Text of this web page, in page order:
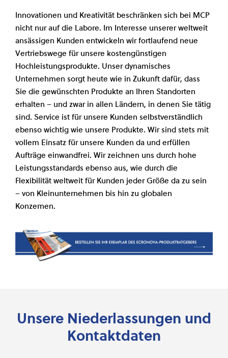
Innovationen und Kreativität beschränken sich bei MCP
nicht nur auf die Labore. Im Interesse unserer weltweit
ansässigen Kunden entwickeln wir fortlaufend neue
Vertriebswege für unsere kostengünstigen
Hochleistungsprodukte. Unser dynamisches
Unternehmen sorgt heute wie in Zukunft dafür, dass
Sie die gewünschten Produkte an Ihren Standorten
erhalten – und zwar in allen Ländern, in denen Sie tätig
sind. Service ist für unsere Kunden selbstverständlich
ebenso wichtig wie unsere Produkte. Wir sind stets mit
vollem Einsatz für unsere Kunden da und erfüllen
Aufträge einwandfrei. Wir zeichnen uns durch hohe
Leistungsstandards ebenso aus, wie durch die
Flexibilität weltweit für Kunden jeder Größe da zu sein
– von Kleinunternehmen bis hin zu globalen
Konzernen.
Unsere Niederlassungen und
Kontaktdaten